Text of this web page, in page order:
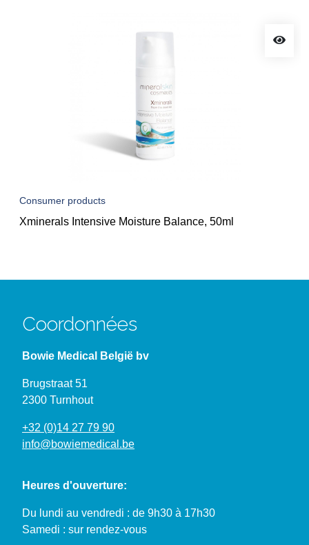
Consumer products
Xminerals Intensive Moisture Balance, 50ml
Coordonnées
Bowie Medical België bv
Brugstraat 51
2300 Turnhout
+32 (0)14 27 79 90
info@bowiemedical.be
Heures d'ouverture:
Du lundi au vendredi : de 9h30 à 17h30
Samedi : sur rendez-vous